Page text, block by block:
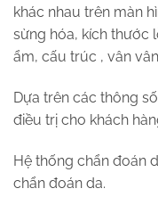
khác nhau trên màn
sừng hóa, kích thước
ẩm, cấu trúc , vân
Dựa trên các thông
điều trị cho khách
Hệ thống chẩn đoán
chẩn đoán da.